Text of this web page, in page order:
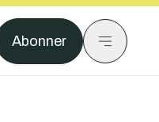
Abonner